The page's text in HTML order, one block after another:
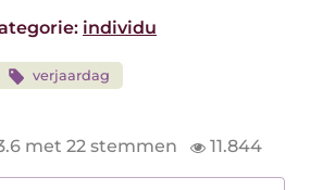
individu
verjaardag
met 22 stemmen 11.844